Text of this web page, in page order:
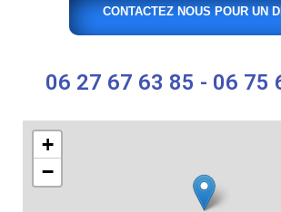
CONTACTEZ NOUS POUR UN
06 27 67 63 85 - 06 75
+
−